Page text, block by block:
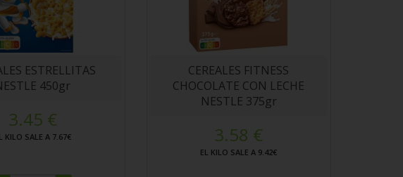
ESTRELLITAS
450gr
3.45 €
KILO SALE A 7.67€
CEREALES FITNESS
CHOCOLATE CON LECHE
NESTLE 375gr
3.58 €
EL KILO SALE A 9.42€